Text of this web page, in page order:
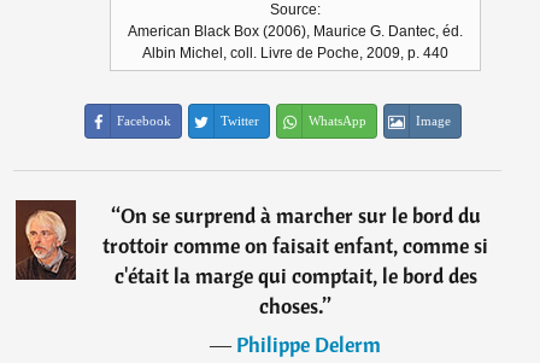
Source:
American Black Box (2006), Maurice G. Dantec, éd.
Albin Michel, coll. Livre de Poche, 2009, p. 440
Facebook Twitter WhatsApp Image
“On se surprend à marcher sur le bord du
trottoir comme on faisait enfant, comme si
c'était la marge qui comptait, le bord des
choses.”
―Philippe Delerm